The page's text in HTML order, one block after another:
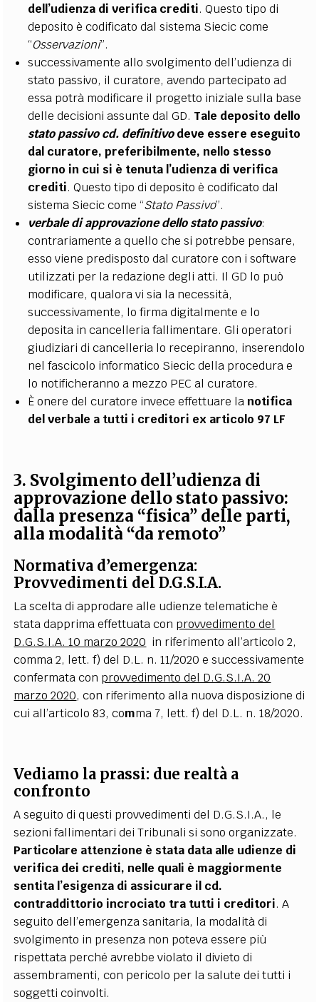
dell’udienza di verifica crediti. Questo tipo di
deposito è codificato dal sistema Siecic come
“Osservazioni”.
successivamente allo svolgimento dell’udienza di
stato passivo, il curatore, avendo partecipato ad
essa potrà modificare il progetto iniziale sulla base
delle decisioni assunte dal GD. Tale deposito dello
stato passivo cd. definitivodeve essere eseguito
dal curatore, preferibilmente, nello stesso
giorno in cui si è tenuta l’udienza di verifica
crediti. Questo tipo di deposito è codificato dal
sistema Siecic come “Stato Passivo”.
verbale di approvazione dello stato passivo:
contrariamente a quello che si potrebbe pensare,
esso viene predisposto dal curatore con i software
utilizzati per la redazione degli atti. Il GD lo può
modificare, qualora vi sia la necessità,
successivamente, lo firma digitalmente e lo
deposita in cancelleria fallimentare. Gli operatori
giudiziari di cancelleria lo recepiranno, inserendolo
nel fascicolo informatico Siecic della procedura e
lo notificheranno a mezzo PEC al curatore.
È onere del curatore invece effettuare la notifica
del verbale a tutti i creditori ex articolo 97 LF
3. Svolgimento dell’udienza di
approvazione dello stato passivo:
dalla presenza “fisica” delle parti,
alla modalità “da remoto”
Normativa d’emergenza:
Provvedimenti del D.G.S.I.A.
La scelta di approdare alle udienze telematiche è
stata dapprima effettuata con provvedimento del
D.G.S.I.A. 10 marzo 2020 in riferimento all’articolo 2,
comma 2, lett. f) del D.L. n. 11/2020 e successivamente
confermata con provvedimento del D.G.S.I.A. 20
marzo 2020, con riferimento alla nuova disposizione di
cui all’articolo 83, comma 7, lett. f) del D.L. n. 18/2020.
Vediamo la prassi: due realtà a
confronto
A seguito di questi provvedimenti del D.G.S.I.A., le
sezioni fallimentari dei Tribunali si sono organizzate.
Particolare attenzione è stata data alle udienze di
verifica dei crediti, nelle quali è maggiormente
sentita l’esigenza di assicurare il cd.
contraddittorio incrociato tra tutti i creditori. A
seguito dell’emergenza sanitaria, la modalità di
svolgimento in presenza non poteva essere più
rispettata perché avrebbe violato il divieto di
assembramenti, con pericolo per la salute dei tutti i
soggetti coinvolti.